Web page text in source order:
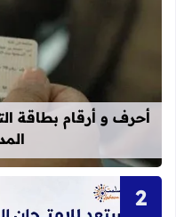
أحرف و أرقام بطاقة